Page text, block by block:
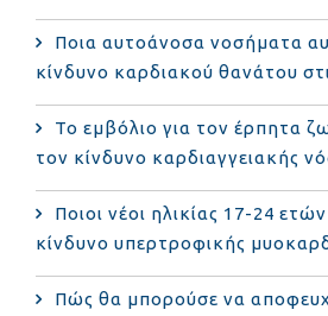
Ποια αυτοάνοσα νοσήματα
κίνδυνο καρδιακού θανάτου
Το εμβόλιο για τον έρπητα
τον κίνδυνο καρδιαγγειακής
Ποιοι νέοι ηλικίας 17-24
κίνδυνο υπερτροφικής
Πώς θα μπορούσε να